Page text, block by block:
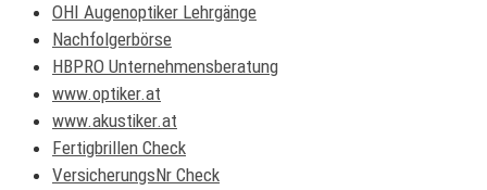
OHI Augenoptiker Lehrgänge
Nachfolgerbörse
HBPRO Unternehmensberatung
www.optiker.at
www.akustiker.at
Fertigbrillen Check
VersicherungsNr Check